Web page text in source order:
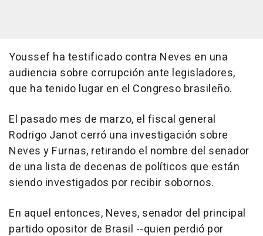
Youssef ha testificado contra Neves en una
audiencia sobre corrupción ante legisladores,
que ha tenido lugar en el Congreso brasileño.
El pasado mes de marzo, el fiscal general
Rodrigo Janot cerró una investigación sobre
Neves y Furnas, retirando el nombre del senador
de una lista de decenas de políticos que están
siendo investigados por recibir sobornos.
En aquel entonces, Neves, senador del principal
partido opositor de Brasil --quien perdió por